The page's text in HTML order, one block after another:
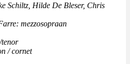
Schiltz, Hilde De Bleser, Chris
mezzosopraan
tenor
/ cornet